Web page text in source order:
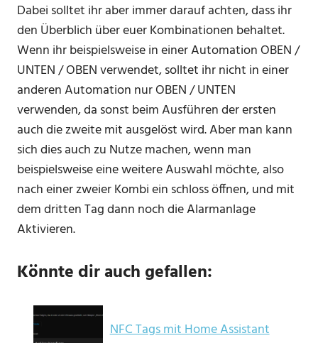
Dabei solltet ihr aber immer darauf achten, dass ihr
den Überblich über euer Kombinationen behaltet.
Wenn ihr beispielsweise in einer Automation OBEN /
UNTEN / OBEN verwendet, solltet ihr nicht in einer
anderen Automation nur OBEN / UNTEN
verwenden, da sonst beim Ausführen der ersten
auch die zweite mit ausgelöst wird. Aber man kann
sich dies auch zu Nutze machen, wenn man
beispielsweise eine weitere Auswahl möchte, also
nach einer zweier Kombi ein schloss öffnen, und mit
dem dritten Tag dann noch die Alarmanlage
Aktivieren.
Könnte dir auch gefallen:
NFC Tags mit Home Assistant